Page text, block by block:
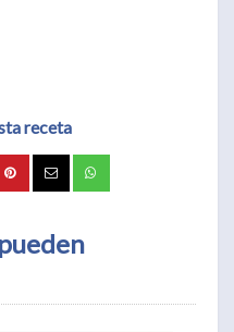
receta